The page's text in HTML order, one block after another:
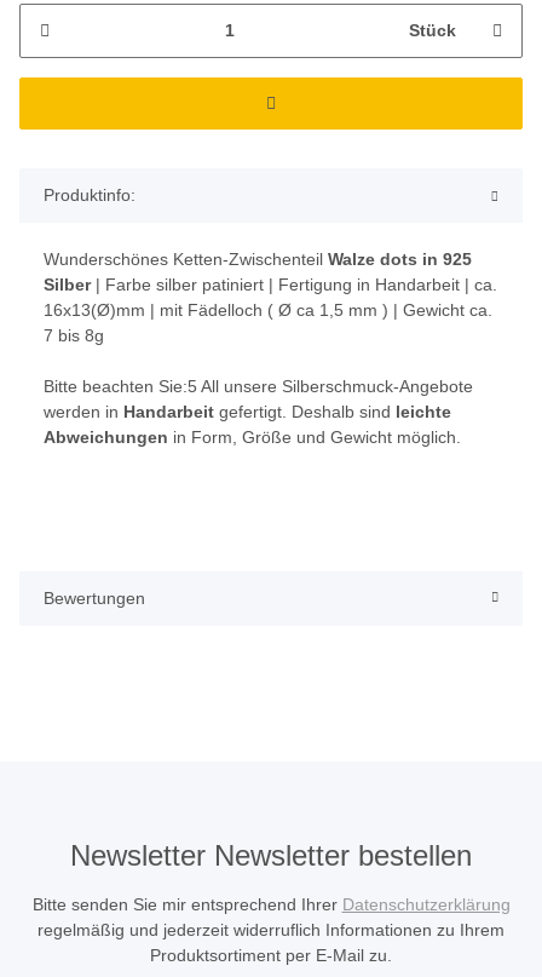
Stück
Produktinfo:
Wunderschönes Ketten-Zwischenteil Walze dots in 925
Silber| Farbe silber patiniert | Fertigung in Handarbeit | ca.
16x13(Ø)mm | mit Fädelloch ( Ø ca 1,5 mm ) | Gewicht ca.
7 bis 8g
Bitte beachten Sie:5 All unsere Silberschmuck-Angebote
werden in Handarbeit gefertigt. Deshalb sind leichte
Abweichungen in Form, Größe und Gewicht möglich.
Bewertungen
Newsletter Newsletter bestellen
Bitte senden Sie mir entsprechend Ihrer Datenschutzerklärung
regelmäßig und jederzeit widerruflich Informationen zu Ihrem
Produktsortiment per E-Mail zu.